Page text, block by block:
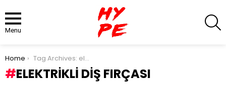
Menu
You are here:
Home Tag Archives: elektrikli diş fırçası
ELEKTRIKLI DIŞ FIRÇASI